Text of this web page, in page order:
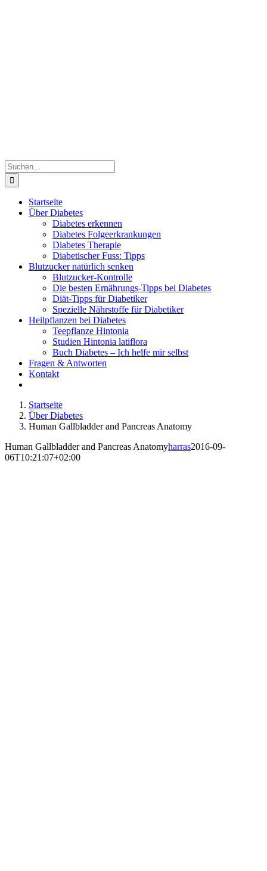
Suche
nach:
Startseite
Über Diabetes
Diabetes erkennen
Diabetes Folgeerkrankungen
Diabetes Therapie
Diabetischer Fuss: Tipps
Blutzucker natürlich senken
Blutzucker-Kontrolle
Die besten Ernährungs-Tipps bei Diabetes
Diät-Tipps für Diabetiker
Spezielle Nährstoffe für Diabetiker
Heilpflanzen bei Diabetes
Teepflanze Hintonia
Studien Hintonia latiflora
Buch Diabetes – Ich helfe mir selbst
Fragen & Antworten
Kontakt
Startseite
Über Diabetes
Human Gallbladder and Pancreas Anatomy
Human Gallbladder and Pancreas Anatomyharras2016-09-
06T10:21:07+02:00